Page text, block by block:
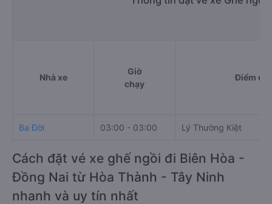
Nhà xe
Giờ
chạy
Điểm đi
Ba Đời 03:00 - 03:00 Lý Thường Kiệt
Cách đặt vé xe ghế ngồi đi Biên Hòa -
Đồng Nai từ Hòa Thành - Tây Ninh
nhanh và uy tín nhất